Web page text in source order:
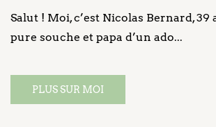
Salut ! Moi, c’est Nicolas Bernard, 39
pure souche et papa d’un ado...
PLUS SUR MOI